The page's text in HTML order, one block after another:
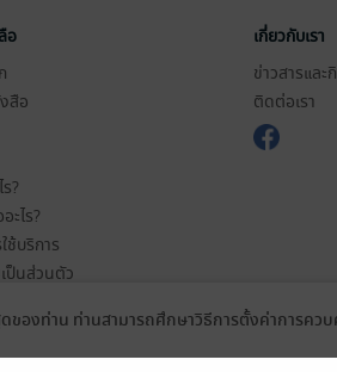
อ
สือ
?
ะไร?
ช้บริการ
ป็นส่วนตัว
เกี่ยวกับเรา
ข่าวสารและ
ติดต่อเรา
ของท่าน ท่านสามารถศึกษาวิธีการตั้งค่าการค